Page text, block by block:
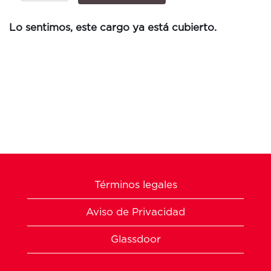
Lo sentimos, este cargo ya está cubierto.
Términos legales
Aviso de Privacidad
Glassdoor